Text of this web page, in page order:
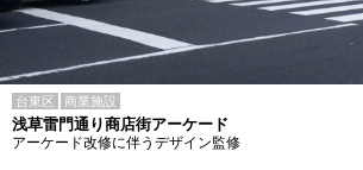
台東区 商業施設
浅草雷門通り商店街アーケード
アーケード改修に伴うデザイン監修